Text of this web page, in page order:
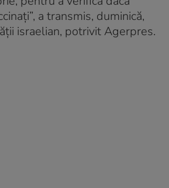
a transmis, duminică,
israelian, potrivit Agerpres.